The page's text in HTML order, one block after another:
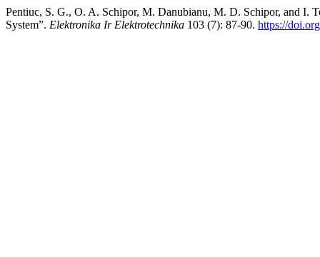
Pentiuc, S. G., O. A. Schipor, M. Danubianu, M. D. Schipor, and I.
System”. Elektronika Ir Elektrotechnika 103 (7): 87-90. https://